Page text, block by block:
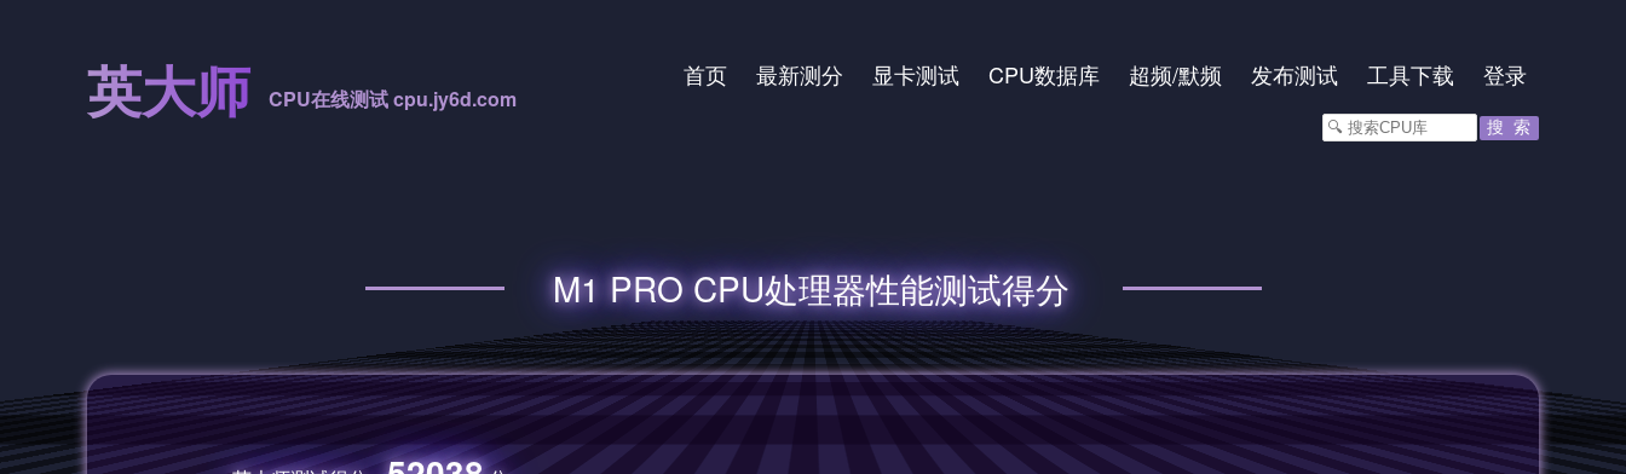
英大师 CPU在线测试 cpu.jy6d.com
首页 最新测分 显卡测试 CPU数据库 超频/默频 发布测试 工具下载 登录
M1 PRO CPU处理器性能测试得分